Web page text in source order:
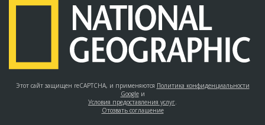
Этот сайт защищен reCAPTCHA, и применяются Политика конфиденциальности
Googleи
Условия предоставления услуг.
Отозвать соглашение